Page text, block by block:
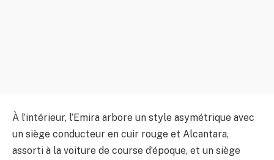
À l’intérieur, l’Emira arbore un style asymétrique avec
un siège conducteur en cuir rouge et Alcantara,
assorti à la voiture de course d’époque, et un siège